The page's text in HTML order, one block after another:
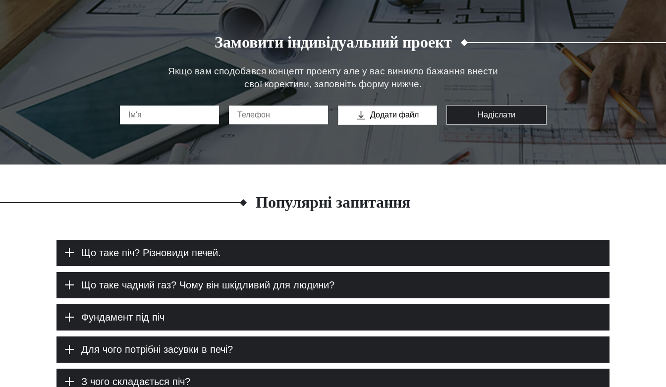
Замовити індивідуальний проект
Якщо вам сподобався концепт проекту але у вас виникло бажання внести
свої корективи, заповніть форму нижче.
Додати файл Надіслати
Популярні запитання
Що таке піч? Різновиди печей.
Що таке чадний газ? Чому він шкідливий для людини?
Фундамент під піч
Для чого потрібні засувки в печі?
З чого складається піч?